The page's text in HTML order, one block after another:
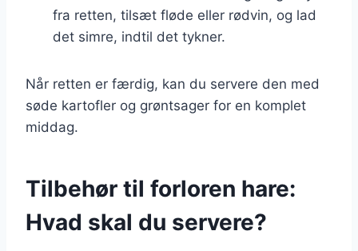
fra retten, tilsæt fløde eller rødvin, og lad
det simre, indtil det tykner.
Når retten er færdig, kan du servere den med
søde kartofler og grøntsager for en komplet
middag.
Tilbehør til forloren hare:
Hvad skal du servere?